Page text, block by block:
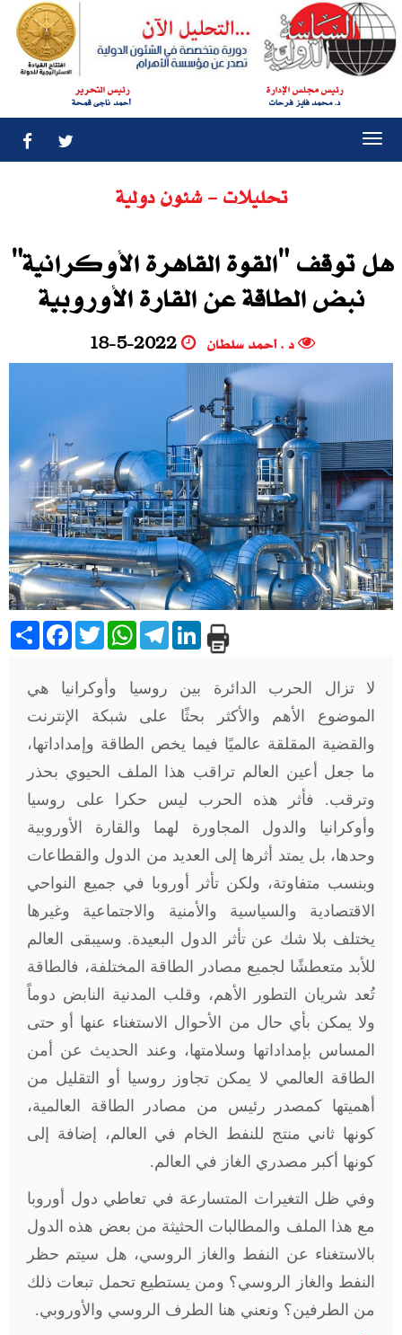
رئيس مجلس الإدارة
د. محمد فايز فرحات
رئيس التحرير
أحمد ناجى قمحة
تحليلات - شئون دولية
هل توقف "القوة القاهرة الأوكرانية"
نبض الطاقة عن القارة الأوروبية
د . أحمد سلطان 18-5-2022
Share Facebook
TwitterWhatsAppTelegramLinkedIn
لا تزال الحرب الدائرة بين روسيا وأوكرانيا هي
الموضوع الأهم والأكثر بحثًا على شبكة الإنترنت
والقضية المقلقة عالميًا فيما يخص الطاقة وإمداداتها،
ما جعل أعين العالم تراقب هذا الملف الحيوي بحذر
وترقب. فأثر هذه الحرب ليس حكرا على روسيا
وأوكرانيا والدول المجاورة لهما والقارة الأوروبية
وحدها، بل يمتد أثرها إلى العديد من الدول والقطاعات
وبنسب متفاوتة، ولكن تأثر أوروبا في جميع النواحي
الاقتصادية والسياسية والأمنية والاجتماعية وغيرها
يختلف بلا شك عن تأثر الدول البعيدة. وسيبقى العالم
للأبد متعطشًا لجميع مصادر الطاقة المختلفة، فالطاقة
تُعد شريان التطور الأهم، وقلب المدنية النابض دوماً
ولا يمكن بأي حال من الأحوال الاستغناء عنها أو حتى
المساس بإمداداتها وسلامتها، وعند الحديث عن أمن
الطاقة العالمي لا يمكن تجاوز روسيا أو التقليل من
أهميتها كمصدر رئيس من مصادر الطاقة العالمية،
كونها ثاني منتج للنفط الخام في العالم، إضافة إلى
كونها أكبر مصدري الغاز في العالم.
وفي ظل التغيرات المتسارعة في تعاطي دول أوروبا
مع هذا الملف والمطالبات الحثيثة من بعض هذه الدول
بالاستغناء عن النفط والغاز الروسي، هل سيتم حظر
النفط والغاز الروسي؟ ومن يستطيع تحمل تبعات ذلك
من الطرفين؟ ونعني هنا الطرف الروسي والأوروبي.